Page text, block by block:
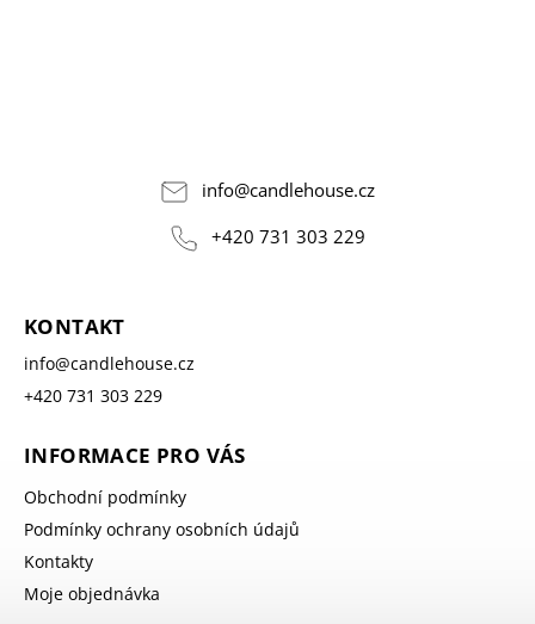
info@candlehouse.cz
+420 731 303 229
KONTAKT
info@candlehouse.cz
+420 731 303 229
INFORMACE PRO VÁS
Obchodní podmínky
Podmínky ochrany osobních údajů
Kontakty
Moje objednávka